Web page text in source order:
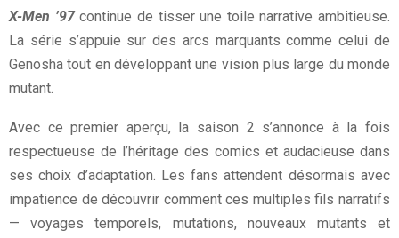
X-Men ’97continue de tisser une toile narrative ambitieuse.
La série s’appuie sur des arcs marquants comme celui de
Genosha tout en développant une vision plus large du monde
mutant.
Avec ce premier aperçu, la saison 2 s’annonce à la fois
respectueuse de l’héritage des comics et audacieuse dans
ses choix d’adaptation. Les fans attendent désormais avec
impatience de découvrir comment ces multiples fils narratifs
— voyages temporels, mutations, nouveaux mutants et